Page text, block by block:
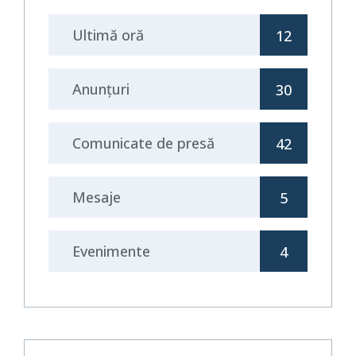
Ultimă oră 12
Anunţuri 30
Comunicate de presă 42
Mesaje 5
Evenimente 4